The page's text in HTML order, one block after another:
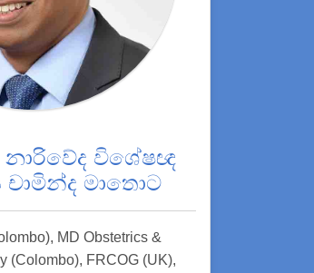
නාරිවේද විශේෂඥ
මාතොට
MD Obstetrics &
(Colombo), FRCOG (UK),